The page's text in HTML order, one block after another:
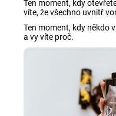
Ten moment, kdy
víte, že všechno uvnitř
Ten moment, kdy někdo
a vy víte proč.